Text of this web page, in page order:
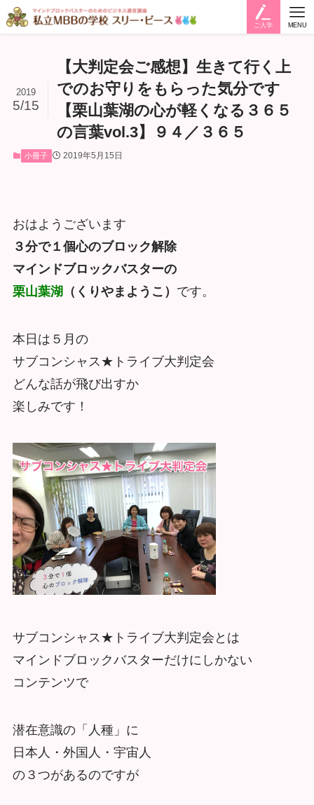
ご入学 MENU
【大判定会ご感想】生きて行く上
でのお守りをもらった気分です
【栗山葉湖の心が軽くなる３６５
の言葉vol.3】９４／３６５
2019
5/15
小冊子 2019年5月15日
おはようございます
３分で１個心のブロック解除
マインドブロックバスターの
栗山葉湖 （くりやまようこ） です。
本日は５月の
サブコンシャス★トライブ大判定会
どんな話が飛び出すか
楽しみです！
サブコンシャス★トライブ大判定会とは
マインドブロックバスターだけにしかない
コンテンツで
潜在意識の「人種」に
日本人・外国人・宇宙人
の３つがあるのですが